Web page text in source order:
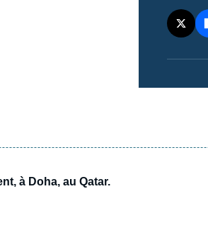
à Doha, au Qatar.